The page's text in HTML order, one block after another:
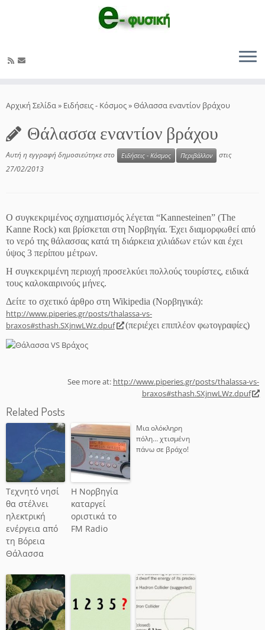
στο
Αρχική Σελίδα» Ειδήσεις - Κόσμος»Θάλασσα εναντίον βράχου
Θάλασσα εναντίον βράχου
Αυτή η εγγραφή δημοσιεύτηκε στο Ειδήσεις - Κόσμος Περιβάλλον
στις
27/02/2013
Ο συγκεκριμένος σχηματισμός λέγεται “Kannesteinen” (The
Kanne Rock) και βρίσκεται στη Νορβηγία. Έχει διαμορφωθεί από
το νερό της θάλασσας κατά τη διάρκεια χιλιάδων ετών και έχει
ύψος 3 περίπου μέτρων.
Η συγκεκριμένη περιοχή προσελκύει πολλούς τουρίστες, ειδικά
τους καλοκαιρινούς μήνες.
Δείτε το σχετικό άρθρο στη Wikipedia (Νορβηγικά):
http://www.piperies.gr/posts/thalassa-vs-
braxos#sthash.SXjnwLWz.dpuf
(περιέχει επιπλέον φωτογραφίες)
See more at: http://www.piperies.gr/posts/thalassa-vs-
braxos#sthash.SXjnwLWz.dpuf
Related Posts
Τεχνητό νησί
θα στέλνει
ηλεκτρική
ενέργεια από
τη Βόρεια
Θάλασσα
Η Νορβηγία
καταργεί
οριστικά το
FM Radio
Μια ολόκληρη
πόλη… χτισμένη
πάνω σε βράχο!